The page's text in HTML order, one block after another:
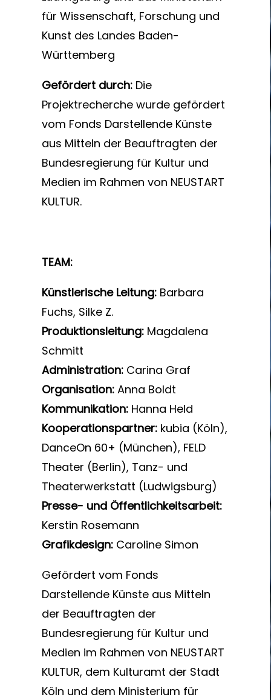
für Wissenschaft, Forschung und
Kunst des Landes Baden-
Württemberg
Gefördert durch: Die
Projektrecherche wurde gefördert
vom Fonds Darstellende Künste
aus Mitteln der Beauftragten der
Bundesregierung für Kultur und
Medien im Rahmen von NEUSTART
KULTUR.
TEAM:
Künstlerische Leitung:Barbara
Fuchs, Silke Z.
Produktionsleitung:Magdalena
Schmitt
Administration:Carina Graf
Organisation:Anna Boldt
Kommunikation:Hanna Held
Kooperationspartner:kubia (Köln),
DanceOn 60+ (München), FELD
Theater (Berlin), Tanz- und
Theaterwerkstatt (Ludwigsburg)
Presse- und Öffentlichkeitsarbeit:
Kerstin Rosemann
Grafikdesign:Caroline Simon
Gefördert vom Fonds
Darstellende Künste aus Mitteln
der Beauftragten der
Bundesregierung für Kultur und
Medien im Rahmen von NEUSTART
KULTUR, dem Kulturamt der Stadt
Köln und dem Ministerium für